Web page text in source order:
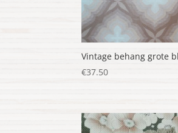
Vintage behang grote
€37.50